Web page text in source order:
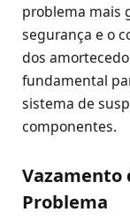
problema mais
segurança e o
dos
fundamental
sistema de
componentes.
Vazamento
Problema